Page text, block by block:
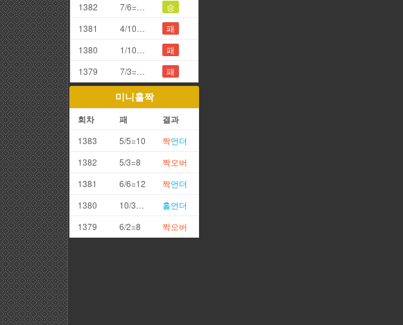
1382
7/6=3끗
승
1381
4/10=4끗
패
1380
1/10=1끗
패
1379
7/3=0끗(망통) 패
미니홀짝
회차 패 결과
1383 5/5=10 짝언더
1382
5/3=8 짝오버
1381
6/6=12 짝언더
1380
10/3=13 홀언더
1379
6/2=8 짝오버